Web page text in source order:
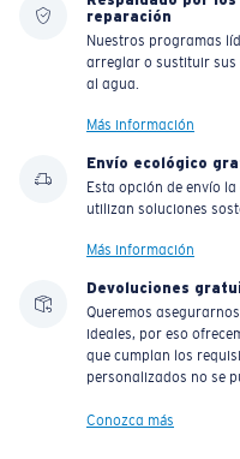
reparación
Nuestros programas
arreglar o sustituir sus
al agua.
Más información
Envío ecológico
Esta opción de envío
utilizan soluciones
Más información
Devoluciones
Queremos
ideales, por eso
que cumplan los
personalizados no se
Conozca más